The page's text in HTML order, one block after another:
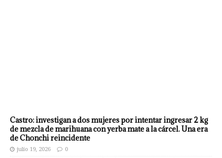
Castro: investigan a dos mujeres por intentar ingresar 2 kg
de mezcla de marihuana con yerba mate a la cárcel. Una era
de Chonchi reincidente
julio 19, 2026 0